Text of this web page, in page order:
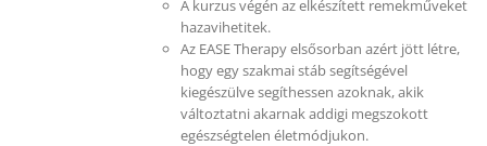
A kurzus végén az elkészített remekműveket
hazavihetitek.
Az EASE Therapy elsősorban azért jött létre,
hogy egy szakmai stáb segítségével
kiegészülve segíthessen azoknak, akik
változtatni akarnak addigi megszokott
egészségtelen életmódjukon.